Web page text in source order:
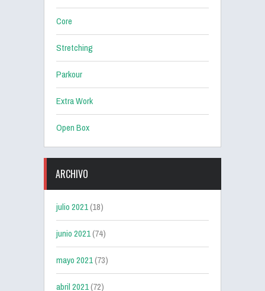
Core
Stretching
Parkour
Extra Work
Open Box
ARCHIVO
julio 2021(18)
junio 2021(74)
mayo 2021(73)
abril 2021(72)